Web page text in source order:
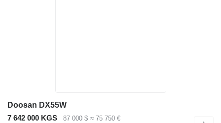
Doosan DX55W
7 642 000 KGS
87 000 $ ≈ 75 750 €